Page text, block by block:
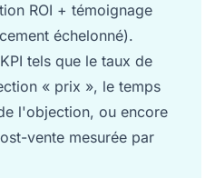
ROI + témoignage
échelonné).
tels que le taux de
« prix », le temps
l'objection, ou encore
vente mesurée par